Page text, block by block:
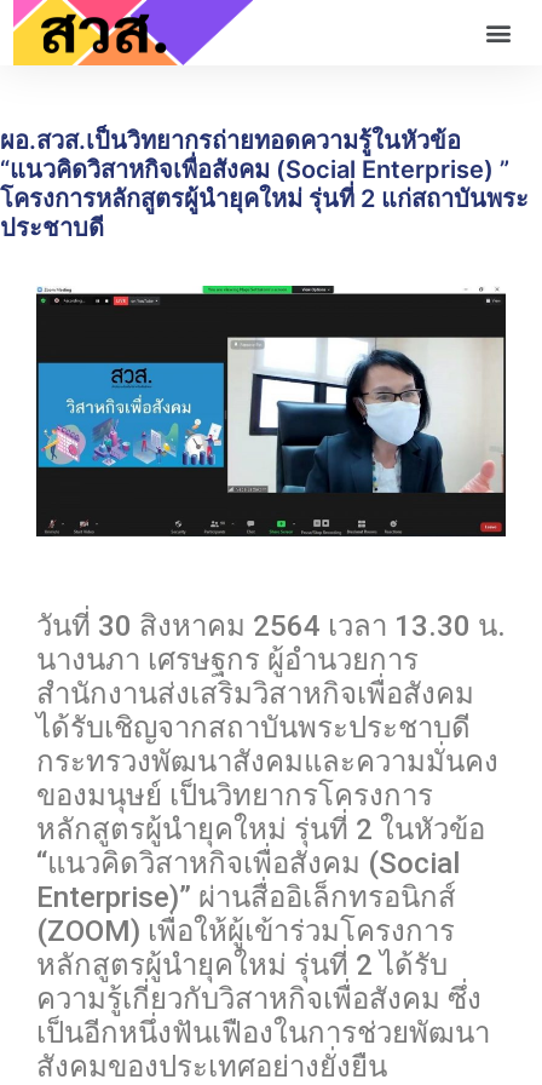
ผอ.สวส.เป็นวิทยากรถ่ายทอดความรู้ในหัวข้อ
“แนวคิดวิสาหกิจเพื่อสังคม (Social Enterprise) ”
โครงการหลักสูตรผู้นำยุคใหม่ รุ่นที่ 2 แก่สถาบันพระ
ประชาบดี
วันที่ 30 สิงหาคม 2564 เวลา 13.30 น.
นางนภา เศรษฐกร ผู้อำนวยการ
สำนักงานส่งเสริมวิสาหกิจเพื่อสังคม
ได้รับเชิญจากสถาบันพระประชาบดี
กระทรวงพัฒนาสังคมและความมั่นคง
ของมนุษย์ เป็นวิทยากรโครงการ
หลักสูตรผู้นำยุคใหม่ รุ่นที่ 2 ในหัวข้อ
“แนวคิดวิสาหกิจเพื่อสังคม (Social
Enterprise)” ผ่านสื่ออิเล็กทรอนิกส์
(ZOOM) เพื่อให้ผู้เข้าร่วมโครงการ
หลักสูตรผู้นำยุคใหม่ รุ่นที่ 2 ได้รับ
ความรู้เกี่ยวกับวิสาหกิจเพื่อสังคม ซึ่ง
เป็นอีกหนึ่งฟันเฟืองในการช่วยพัฒนา
สังคมของประเทศอย่างยั่งยืน